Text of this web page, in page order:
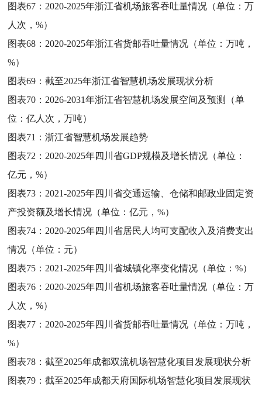
图表67： 2020-2025年浙江省机场旅客吞吐量情况（单位：万
人次，%）
图表68： 2020-2025年浙江省货邮吞吐量情况（单位：万吨，
%）
图表69：截至2025年浙江省智慧机场发展现状分析
图表70： 2026-2031年浙江省智慧机场发展空间及预测（单
位：亿人次，万吨）
图表71：浙江省智慧机场发展趋势
图表72： 2020-2025年四川省GDP规模及增长情况（单位：
亿元，%）
图表73： 2021-2025年四川省交通运输、仓储和邮政业固定资
产投资额及增长情况（单位：亿元，%）
图表74： 2020-2025年四川省居民人均可支配收入及消费支出
情况（单位：元）
图表75： 2021-2025年四川省城镇化率变化情况（单位：%）
图表76： 2020-2025年四川省机场旅客吞吐量情况（单位：万
人次，%）
图表77： 2020-2025年四川省货邮吞吐量情况（单位：万吨，
%）
图表78：截至2025年成都双流机场智慧化项目发展现状分析
图表79：截至2025年成都天府国际机场智慧化项目发展现状